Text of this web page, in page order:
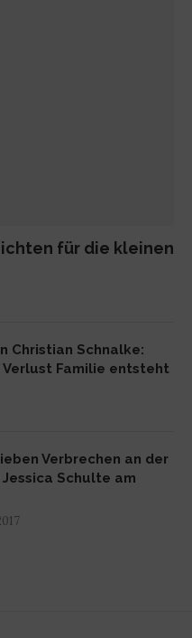
für die kleinen
Christian Schnalke:
Verlust Familie entsteht
Verbrechen an der
Schulte am